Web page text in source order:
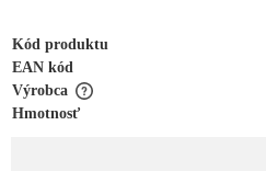
Kód produktu
EAN kód
Výrobca
Hmotnosť